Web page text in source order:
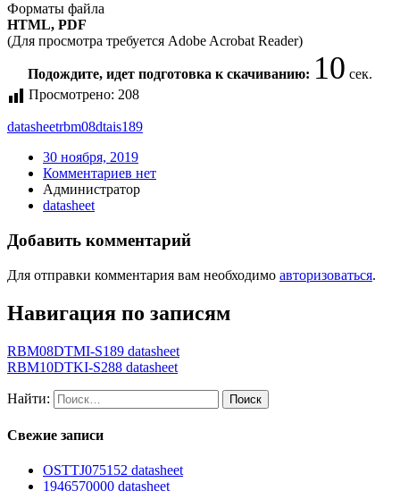
Форматы файла
HTML, PDF
(Для просмотра требуется Adobe Acrobat Reader)
Подождите, идет подготовка к скачиванию: 10 сек.
Просмотрено: 208
datasheetrbm08dtais189
30 ноября, 2019
Комментариев нет
Администратор
datasheet
Добавить комментарий
Для отправки комментария вам необходимо авторизоваться.
Навигация по записям
RBM08DTMI-S189 datasheet
RBM10DTKI-S288 datasheet
Найти:
Свежие записи
OSTTJ075152 datasheet
1946570000 datasheet